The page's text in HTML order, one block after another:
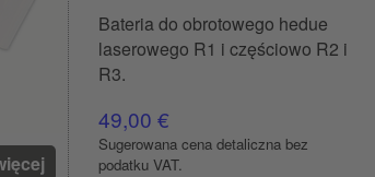
Bateria do obrotowego hedue
laserowego R1 i częściowo R2 i
R3.
49,00 €
Sugerowana cena detaliczna bez
podatku VAT.